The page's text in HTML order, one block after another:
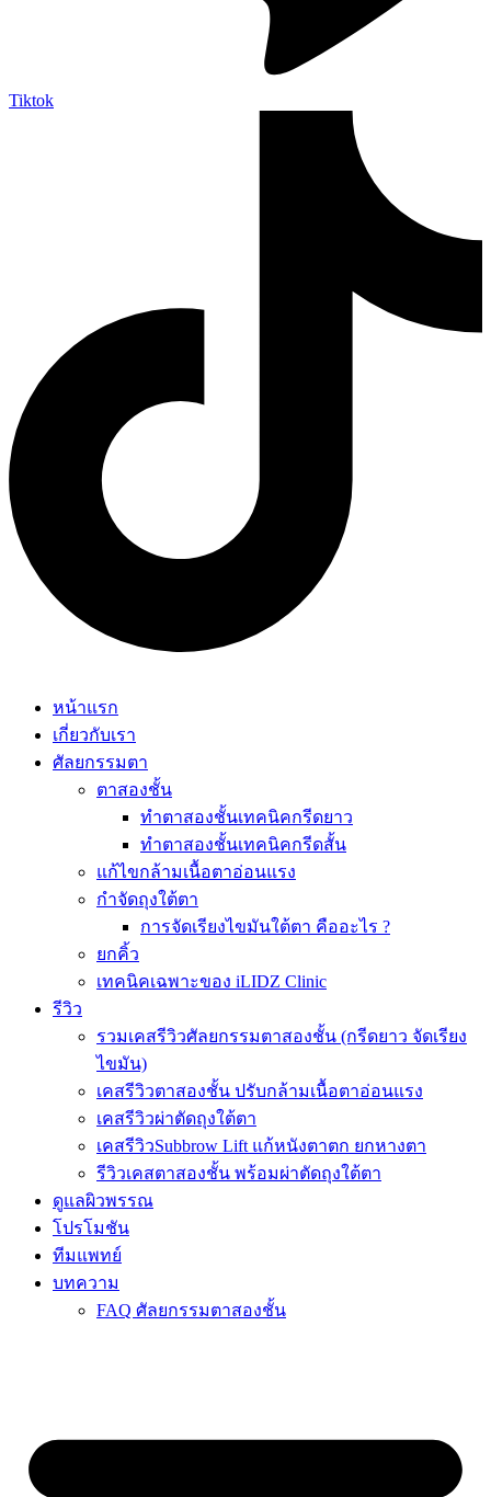
Tiktok
หน้าแรก
เกี่ยวกับเรา
ศัลยกรรมตา
ตาสองชั้น
ทำตาสองชั้นเทคนิคกรีดยาว
ทำตาสองชั้นเทคนิคกรีดสั้น
แก้ไขกล้ามเนื้อตาอ่อนแรง
กำจัดถุงใต้ตา
การจัดเรียงไขมันใต้ตา คืออะไร ?
ยกคิ้ว
เทคนิคเฉพาะของ iLIDZ Clinic
รีวิว
รวมเคสรีวิวศัลยกรรมตาสองชั้น (กรีดยาว จัดเรียง
ไขมัน)
เคสรีวิวตาสองชั้น ปรับกล้ามเนื้อตาอ่อนแรง
เคสรีวิวผ่าตัดถุงใต้ตา
เคสรีวิวSubbrow Lift แก้หนังตาตก ยกหางตา
รีวิวเคสตาสองชั้น พร้อมผ่าตัดถุงใต้ตา
ดูแลผิวพรรณ
โปรโมชัน
ทีมแพทย์
บทความ
FAQ ศัลยกรรมตาสองชั้น